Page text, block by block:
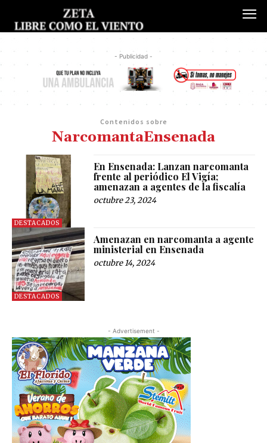
- Publicidad -
Contenidos sobre
NarcomantaEnsenada
DESTACADOS
En Ensenada: Lanzan narcomanta
frente al periódico El Vigía;
amenazan a agentes de la fiscalía
octubre 23, 2024
DESTACADOS
Amenazan en narcomanta a agente
ministerial en Ensenada
octubre 14, 2024
- Advertisement -